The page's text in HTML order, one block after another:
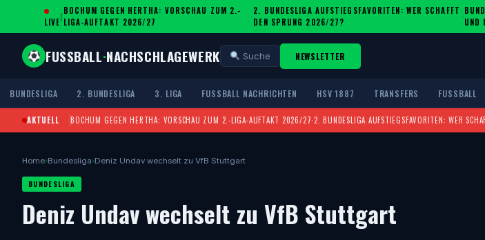
LIVE
|
BOCHUM GEGEN HERTHA: VORSCHAU ZUM 2.-
LIGA-AUFTAKT 2026/27
·
2. BUNDESLIGA AUFSTIEGSFAVORITEN: WER SCHAFFT
DEN SPRUNG 2026/27?
·
ND
FUSSBALL·NACHSCHLAGEWERK Suche NEWSLETTER
BUNDESLIGA 2. BUNDESLIGA 3. LIGA FUSSBALL NACHRICHTEN HSV 1887 TRANSFERS FUSSBALL
AKTUELL BOCHUM GEGEN HERTHA: VORSCHAU ZUM 2.-LIGA-AUFTAKT 2026/27·2. BUNDESLIGA AUFSTIEGSFAVORITEN: WER
Home›Bundesliga›Deniz Undav wechselt zu VfB Stuttgart
BUNDESLIGA
Deniz Undav wechselt zu VfB Stuttgart